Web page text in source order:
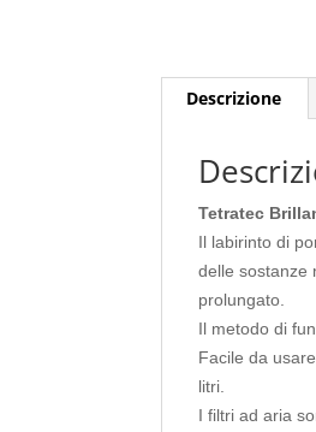
Descrizione
Tetratec
Il labirinto di
delle sostanze
prolungato.
Il metodo di
Facile da
litri.
I filtri ad aria